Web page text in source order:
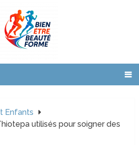
Enfants
utilisés pour soigner des